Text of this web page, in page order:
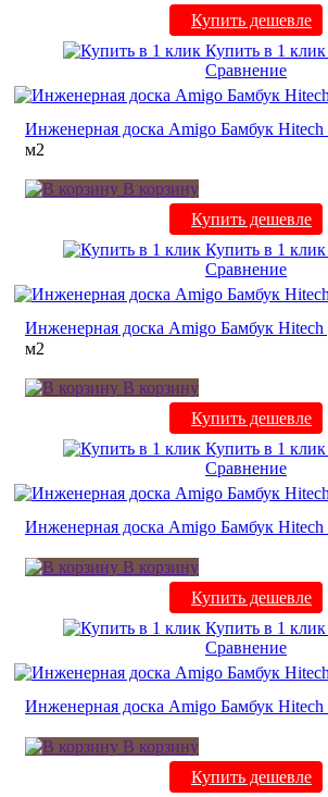
Купить дешевле
Купить в 1 клик
Сравнение
Инженерная доска Amigo Бамбук Hitech
м2
В корзину
Купить дешевле
Купить в 1 клик
Сравнение
Инженерная доска Amigo Бамбук
м2
В корзину
Купить дешевле
Купить в 1 клик
Сравнение
Инженерная доска Amigo Бамбук Hitech
В корзину
Купить дешевле
Купить в 1 клик
Сравнение
Инженерная доска Amigo Бамбук Hitech
В корзину
Купить дешевле